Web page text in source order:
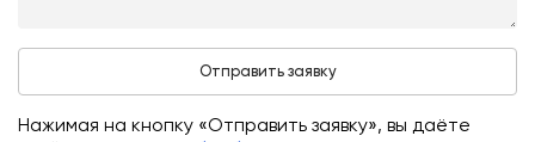
Нажимая на кнопку «Отправить заявку», вы даёте